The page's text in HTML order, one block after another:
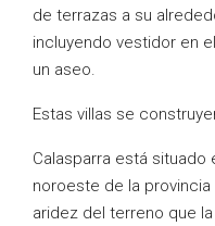
de terrazas a su
incluyendo vestidor en
un aseo.
Estas villas se
Calasparra está situado
noroeste de la
aridez del terreno que